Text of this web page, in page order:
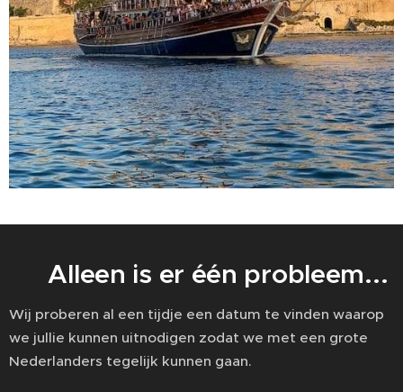
😅 Alleen is er één probleem...
Wij proberen al een tijdje een datum te vinden waarop
we jullie kunnen uitnodigen zodat we met een grote
Nederlanders tegelijk kunnen gaan.